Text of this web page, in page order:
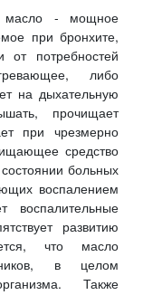
масло - мощное
при бронхите,
от потребностей
либо
на дыхательную
прочищает
при чрезмерно
средство
больных
воспалением
воспалительные
развитию
что масло
в целом
Также